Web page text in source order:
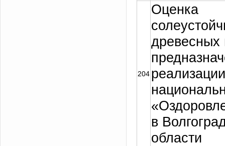
204
Оценка
древесных
реализации
в
области